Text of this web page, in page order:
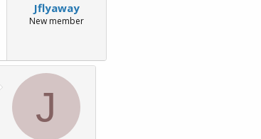
Jflyaway
New member
J